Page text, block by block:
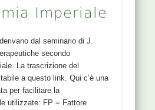
Imperiale
dal seminario di J.
secondo
La trascrizione del
a questo link. Qui c’è una
per facilitare la
utilizzate: FP = Fattore